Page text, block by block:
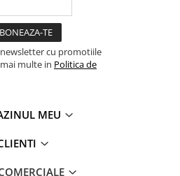
cu promotiile
multe in Politica de
MEU